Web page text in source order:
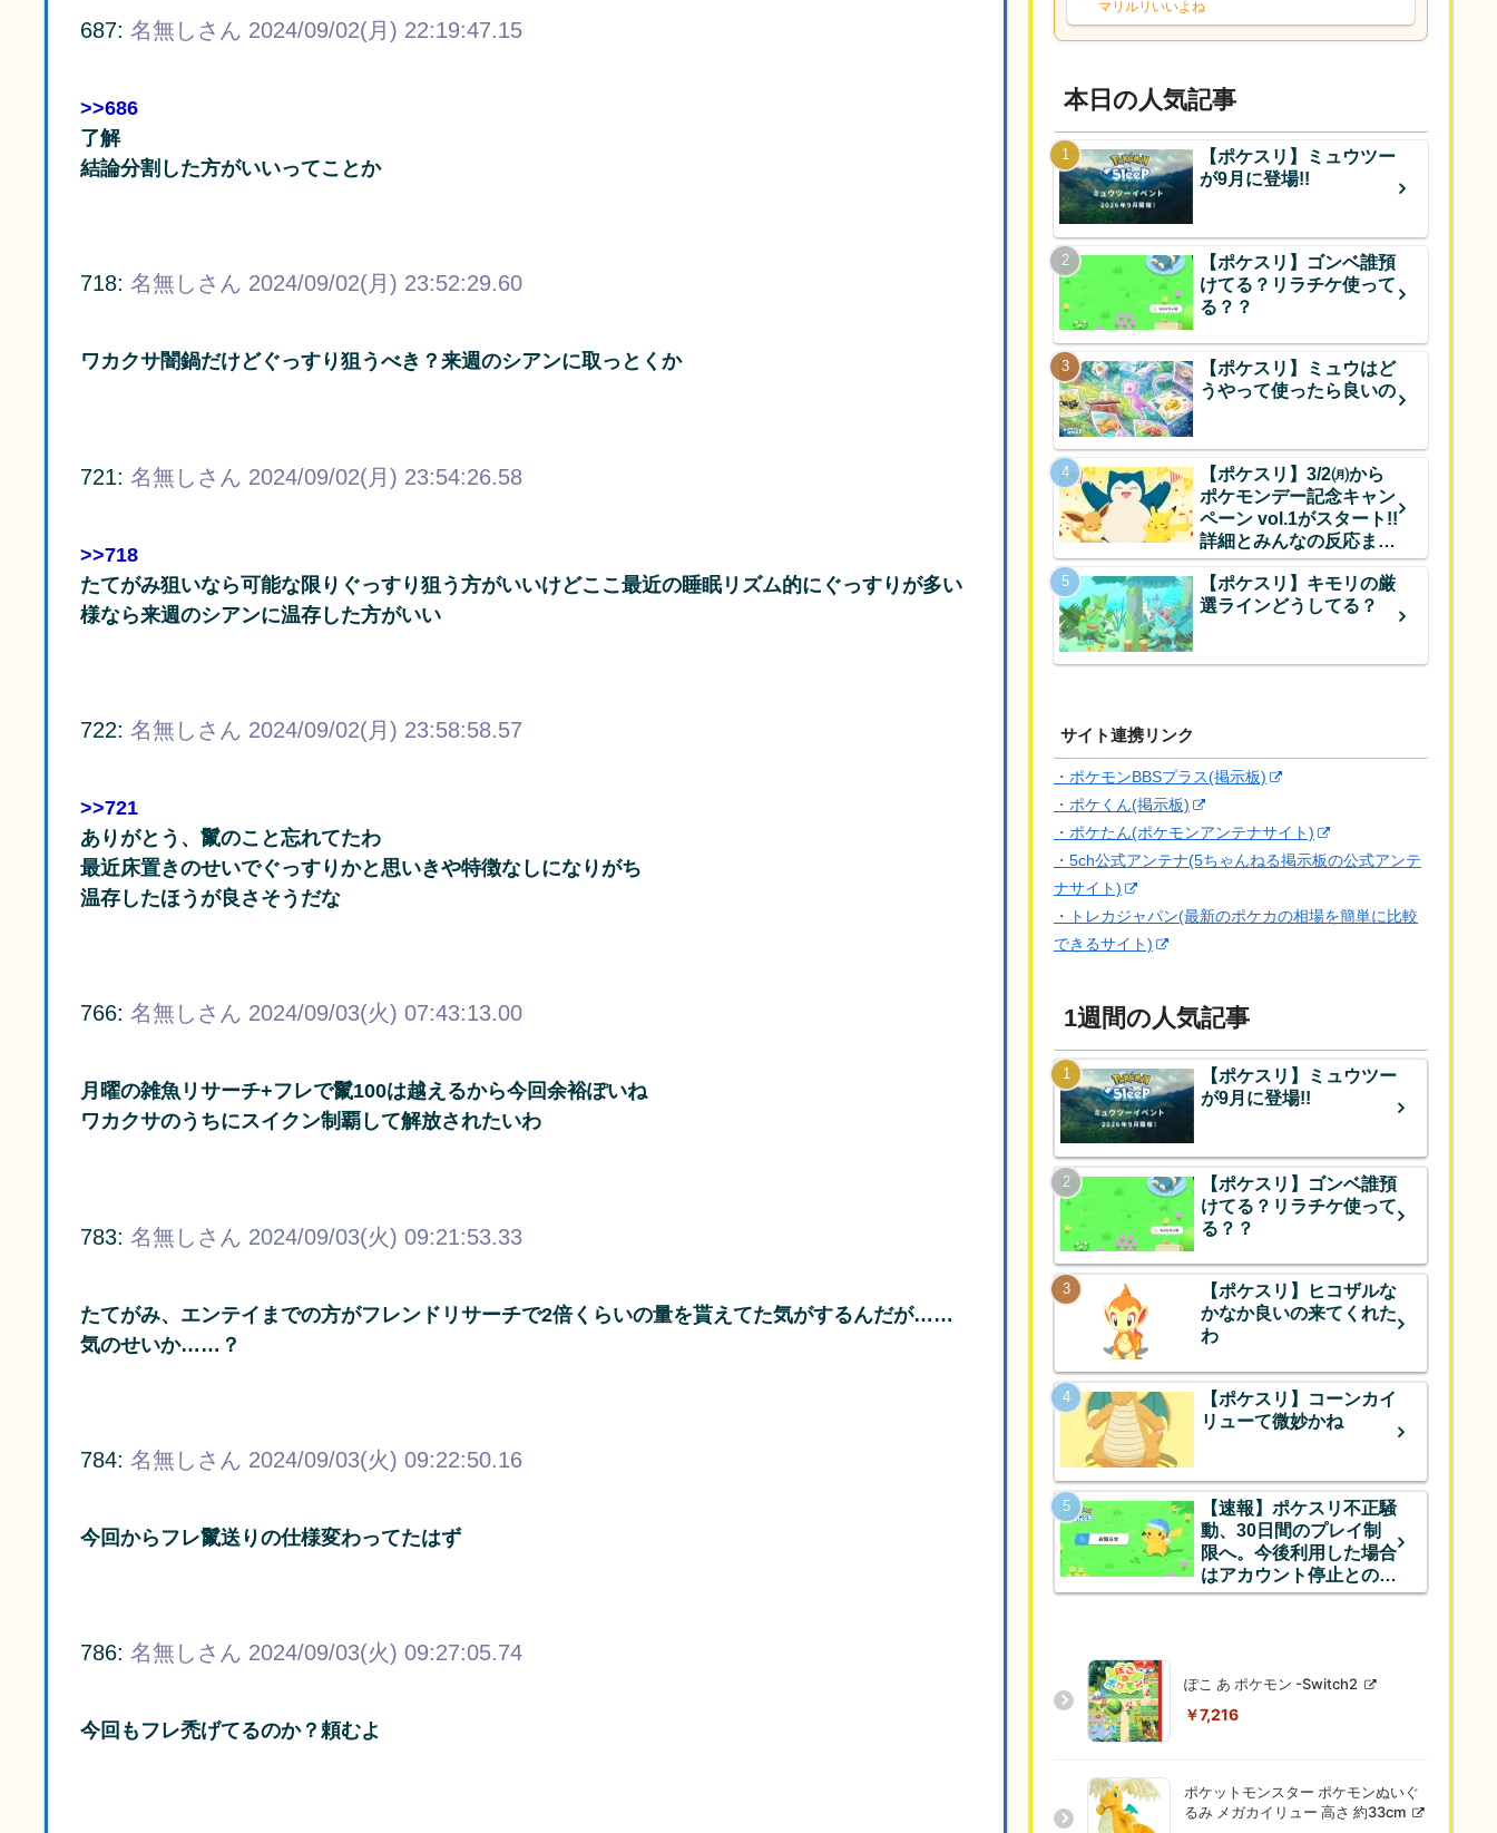
687: 名無しさん 2024/09/02(月) 22:19:47.15
>>686
了解
結論分割した方がいいってことか
718: 名無しさん 2024/09/02(月) 23:52:29.60
ワカクサ闇鍋だけどぐっすり狙うべき？来週のシアンに取っとくか
721: 名無しさん 2024/09/02(月) 23:54:26.58
>>718
たてがみ狙いなら可能な限りぐっすり狙う方がいいけどここ最近の睡眠リズム的にぐっすりが多い
様なら来週のシアンに温存した方がいい
722: 名無しさん 2024/09/02(月) 23:58:58.57
>>721
ありがとう、鬣のこと忘れてたわ
最近床置きのせいでぐっすりかと思いきや特徴なしになりがち
温存したほうが良さそうだな
766: 名無しさん 2024/09/03(火) 07:43:13.00
月曜の雑魚リサーチ+フレで鬣100は越えるから今回余裕ぽいね
ワカクサのうちにスイクン制覇して解放されたいわ
783: 名無しさん 2024/09/03(火) 09:21:53.33
たてがみ、エンテイまでの方がフレンドリサーチで2倍くらいの量を貰えてた気がするんだが……
気のせいか……？
784: 名無しさん 2024/09/03(火) 09:22:50.16
今回からフレ鬣送りの仕様変わってたはず
786: 名無しさん 2024/09/03(火) 09:27:05.74
今回もフレ禿げてるのか？頼むよ
な
マリルリいいよね
本日の人気記事
【ポケスリ】ミュウツー
が9月に登場!!
【ポケスリ】ゴンベ誰預
けてる？リラチケ使って
る？？
【ポケスリ】ミュウはど
うやって使ったら良いの
【ポケスリ】3/2㈪から
ポケモンデー記念キャン
ペーン vol.1がスタート!!
詳細とみんなの反応まと
め
【ポケスリ】キモリの厳
選ラインどうしてる？
サイト連携リンク
・ポケモンBBSプラス(掲示板)
・ポケくん(掲示板)
・ポケたん(ポケモンアンテナサイト)
・5ch公式アンテナ(5ちゃんねる掲示板の公式アンテ
ナサイト)
・トレカジャパン(最新のポケカの相場を簡単に比較
できるサイト)
1週間の人気記事
【ポケスリ】ミュウツー
が9月に登場!!
【ポケスリ】ゴンベ誰預
けてる？リラチケ使って
る？？
【ポケスリ】ヒコザルな
かなか良いの来てくれた
わ
【ポケスリ】コーンカイ
リューて微妙かね
【速報】ポケスリ不正騒
動、30日間のプレイ制
限へ。今後利用した場合
はアカウント停止とのこ
と
ぽこ あ ポケモン -Switch2
￥7,216
ポケットモンスター ポケモンぬいぐ
るみ メガカイリュー 高さ 約33cm